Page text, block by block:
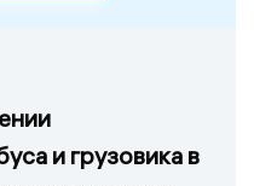
и грузовика в